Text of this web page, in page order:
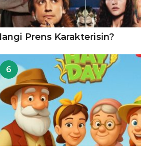
Prens Karakterisin?
6